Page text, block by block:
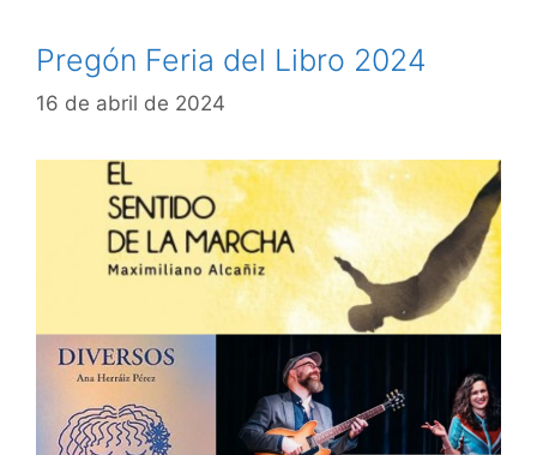
Pregón Feria del Libro 2024
16 de abril de 2024